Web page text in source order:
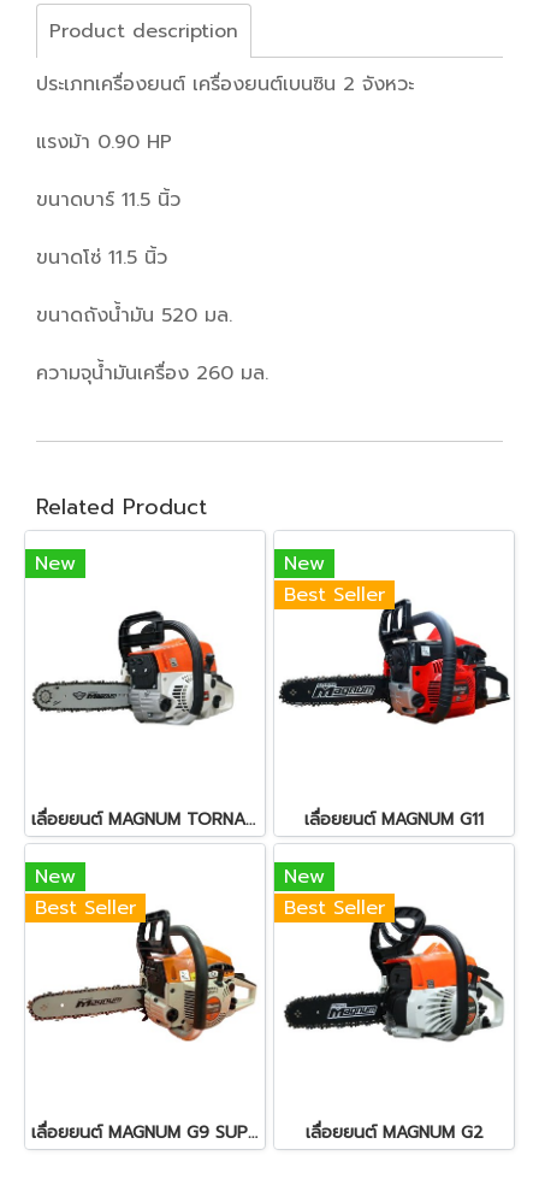
Product description
ประเภทเครื่องยนต์ เครื่องยนต์เบนซิน 2 จังหวะ
แรงม้า 0.90 HP
ขนาดบาร์ 11.5 นิ้ว
ขนาดโซ่ 11.5 นิ้ว
ขนาดถังน้ำมัน 520 มล.
ความจุน้ำมันเครื่อง 260 มล.
Related Product
New
เลื่อยยนต์ MAGNUM TORNADO TD007
New
Best Seller
เลื่อยยนต์ MAGNUM G11
New
Best Seller
เลื่อยยนต์ MAGNUM G9 SUPER
New
Best Seller
เลื่อยยนต์ MAGNUM G2